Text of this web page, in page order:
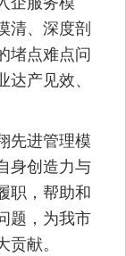
清、深度剖
堵点难点问
产见效、
进管理模
身创造力与
职，帮助和
题，为我市
献。